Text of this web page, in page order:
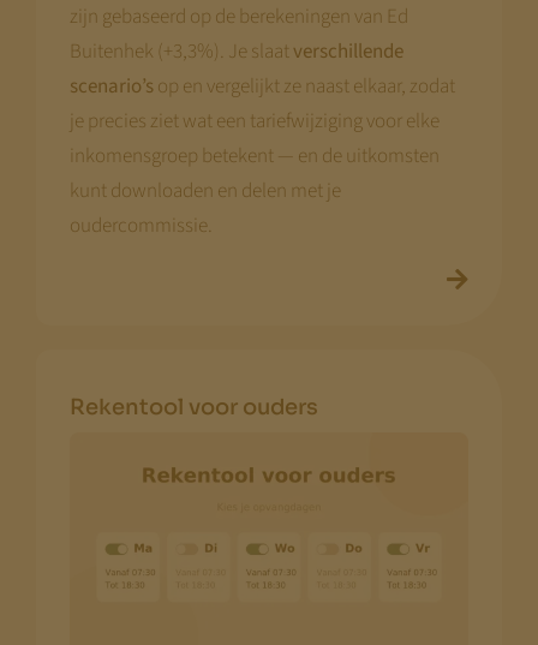
zijn gebaseerd op de berekeningen van Ed
Buitenhek (+3,3%). Je slaatverschillende
scenario’sop en vergelijkt ze naast elkaar, zodat
je precies ziet wat een tariefwijziging voor elke
inkomensgroep betekent — en de uitkomsten
kunt downloaden en delen met je
oudercommissie.
Rekentool voor ouders